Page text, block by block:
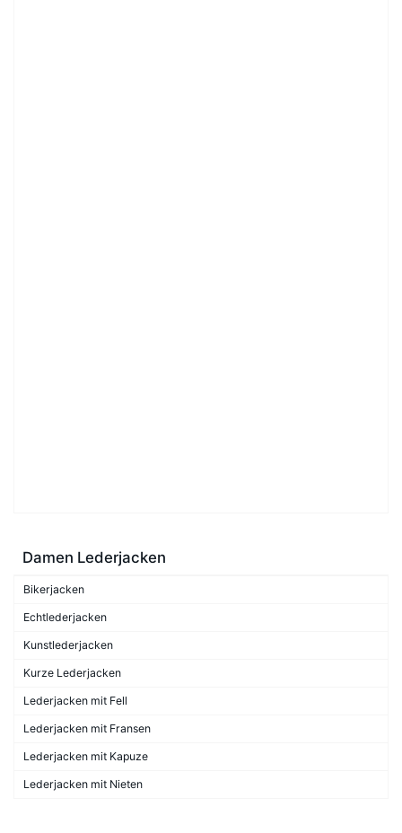
Damen Lederjacken
Bikerjacken
Echtlederjacken
Kunstlederjacken
Kurze Lederjacken
Lederjacken mit Fell
Lederjacken mit Fransen
Lederjacken mit Kapuze
Lederjacken mit Nieten